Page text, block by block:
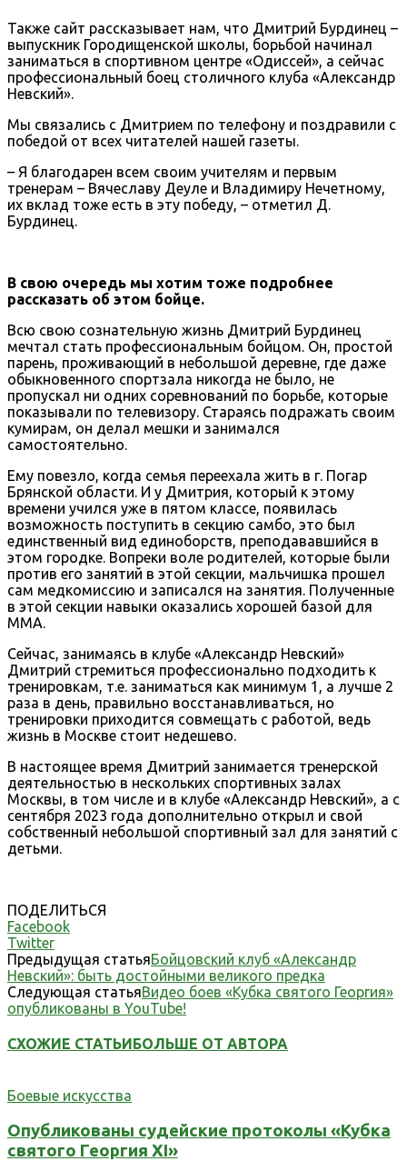
Также сайт рассказывает нам, что Дмитрий Бурдинец –
выпускник Городищенской школы, борьбой начинал
заниматься в спортивном центре «Одиссей», а сейчас
профессиональный боец столичного клуба «Александр
Невский».
Мы связались с Дмитрием по телефону и поздравили с
победой от всех читателей нашей газеты.
– Я благодарен всем своим учителям и первым
тренерам – Вячеславу Деуле и Владимиру Нечетному,
их вклад тоже есть в эту победу, – отметил Д.
Бурдинец.
В свою очередь мы хотим тоже подробнее
рассказать об этом бойце.
Всю свою сознательную жизнь Дмитрий Бурдинец
мечтал стать профессиональным бойцом. Он, простой
парень, проживающий в небольшой деревне, где даже
обыкновенного спортзала никогда не было, не
пропускал ни одних соревнований по борьбе, которые
показывали по телевизору. Стараясь подражать своим
кумирам, он делал мешки и занимался
самостоятельно.
Ему повезло, когда семья переехала жить в г. Погар
Брянской области. И у Дмитрия, который к этому
времени учился уже в пятом классе, появилась
возможность поступить в секцию самбо, это был
единственный вид единоборств, преподававшийся в
этом городке. Вопреки воле родителей, которые были
против его занятий в этой секции, мальчишка прошел
сам медкомиссию и записался на занятия. Полученные
в этой секции навыки оказались хорошей базой для
ММА.
Сейчас, занимаясь в клубе «Александр Невский»
Дмитрий стремиться профессионально подходить к
тренировкам, т.е. заниматься как минимум 1, а лучше 2
раза в день, правильно восстанавливаться, но
тренировки приходится совмещать с работой, ведь
жизнь в Москве стоит недешево.
В настоящее время Дмитрий занимается тренерской
деятельностью в нескольких спортивных залах
Москвы, в том числе и в клубе «Александр Невский», а с
сентября 2023 года дополнительно открыл и свой
собственный небольшой спортивный зал для занятий с
детьми.
ПОДЕЛИТЬСЯ
Facebook
Twitter
Предыдущая статьяБойцовский клуб «Александр
Невский»: быть достойными великого предка
Следующая статьяВидео боев «Кубка святого Георгия»
опубликованы в YouTube!
СХОЖИЕ СТАТЬИБОЛЬШЕ ОТ АВТОРА
Боевые искусства
Опубликованы судейские протоколы «Кубка
святого Георгия XI»